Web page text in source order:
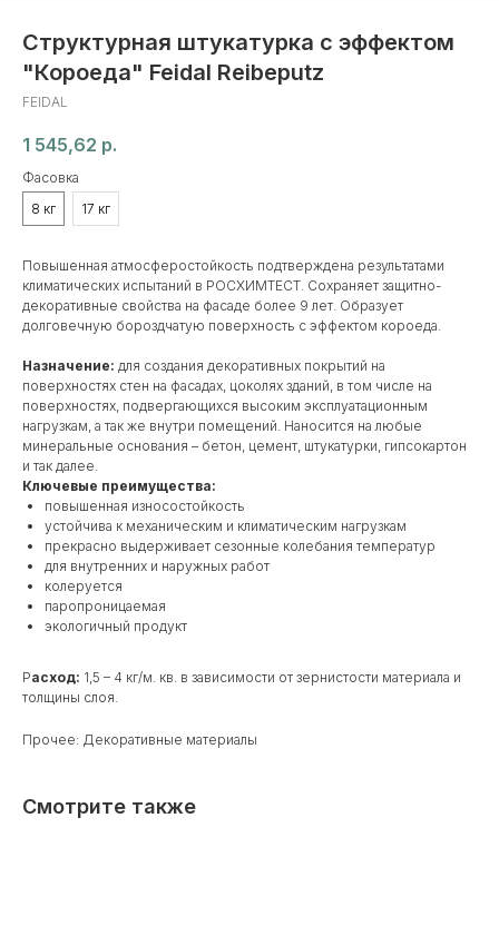
Структурная штукатурка с эффектом
"Короеда" Feidal Reibeputz
FEIDAL
1 545,62 р.
Фасовка
8 кг
17 кг
Повышенная атмосферостойкость подтверждена результатами
климатических испытаний в РОСХИМТЕСТ. Сохраняет защитно-
декоративные свойства на фасаде более 9 лет. Образует
долговечную бороздчатую поверхность с эффектом короеда.
Назначение: для создания декоративных покрытий на
поверхностях стен на фасадах, цоколях зданий, в том числе на
поверхностях, подвергающихся высоким эксплуатационным
нагрузкам, а так же внутри помещений. Наносится на любые
минеральные основания – бетон, цемент, штукатурки, гипсокартон
и так далее.
Ключевые преимущества:
повышенная износостойкость
устойчива к механическим и климатическим нагрузкам
прекрасно выдерживает сезонные колебания температур
для внутренних и наружных работ
колеруется
паропроницаемая
экологичный продукт
Расход: 1,5 – 4 кг/м. кв. в зависимости от зернистости материала и
толщины слоя.
Прочее: Декоративные материалы
Смотрите также